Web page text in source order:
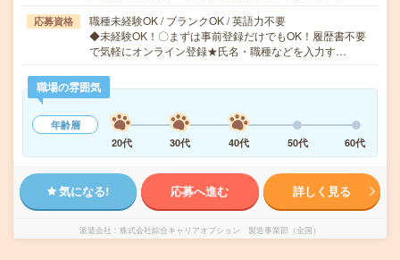
応募資格
職種未経験OK / ブランクOK / 英語力不要
◆未経験OK！〇まずは事前登録だけでもOK！履歴書不要
で気軽にオンライン登録★氏名・職種などを入力す…
職場の雰囲気
年齢層
20代
30代 40代 50代 60代
気になる! 応募へ進む 詳しく見る
派遣会社 株式会社綜合キャリアオプション 製造事業部（全国）